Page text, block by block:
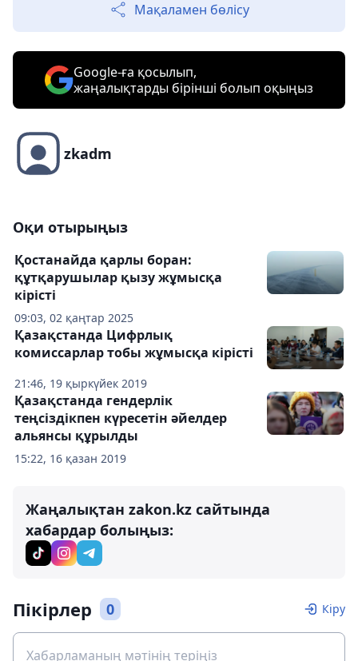
Мақаламен бөлісу
Google-ға қосылып,
жаңалықтарды бірінші болып оқыңыз
zkadm
Оқи отырыңыз
09:03, 02 қаңтар 2025
Қостанайда қарлы боран:
құтқарушылар қызу жұмысқа
кірісті
21:46, 19 қыркүйек 2019
Қазақстанда Цифрлық
комиссарлар тобы жұмысқа кірісті
15:22, 16 қазан 2019
Қазақстанда гендерлік
теңсіздікпен күресетін әйелдер
альянсы құрылды
Жаңалықтан zakon.kz сайтында
хабардар болыңыз:
Пікірлер 0 Кіру